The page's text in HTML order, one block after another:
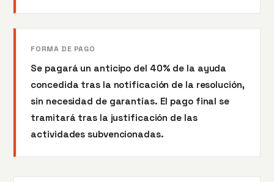
FORMA DE PAGO
Se pagará un anticipo del 40% de la ayuda
concedida tras la notificación de la resolución,
sin necesidad de garantías. El pago final se
tramitará tras la justificación de las
actividades subvencionadas.